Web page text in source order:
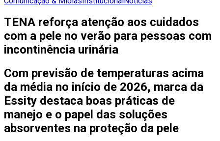
TENA reforça atenção aos cuidados
com a pele no verão para pessoas com
incontinência urinária
Com previsão de temperaturas acima
da média no início de 2026, marca da
Essity destaca boas práticas de
manejo e o papel das soluções
absorventes na proteção da pele